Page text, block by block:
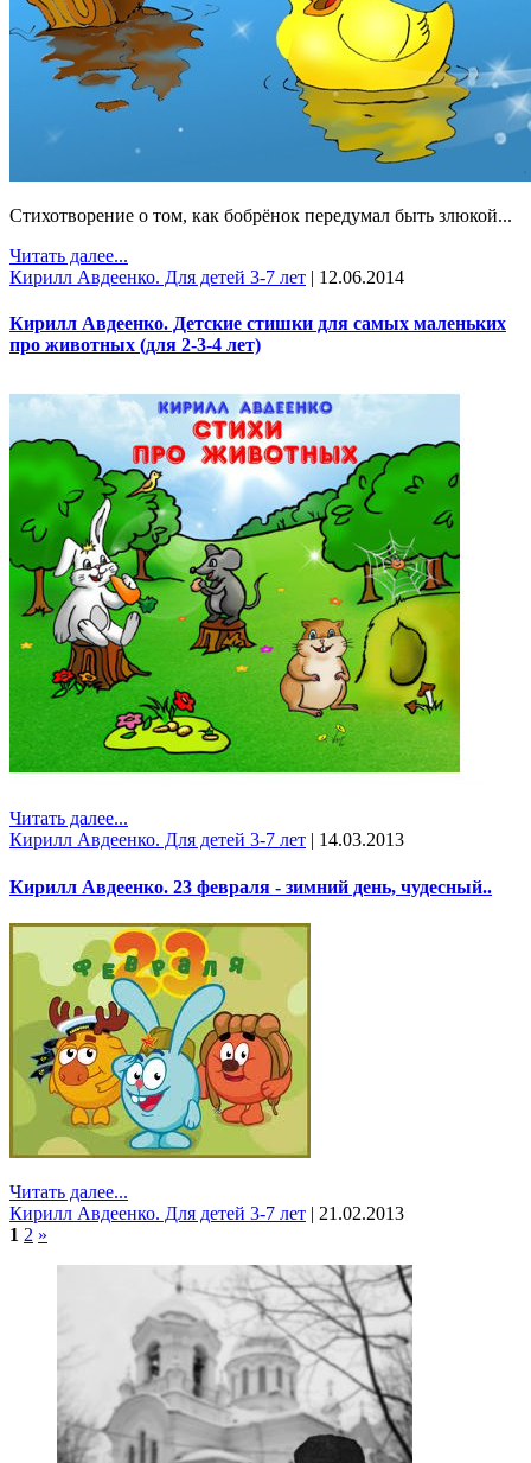
Стихотворение о том, как бобрёнок передумал быть злюкой...
Читать далее...
Кирилл Авдеенко. Для детей 3-7 лет | 12.06.2014
Кирилл Авдеенко. Детские стишки для самых маленьких
про животных (для 2-3-4 лет)
Читать далее...
Кирилл Авдеенко. Для детей 3-7 лет | 14.03.2013
Кирилл Авдеенко. 23 февраля - зимний день, чудесный..
Читать далее...
Кирилл Авдеенко. Для детей 3-7 лет | 21.02.2013
1 2 »